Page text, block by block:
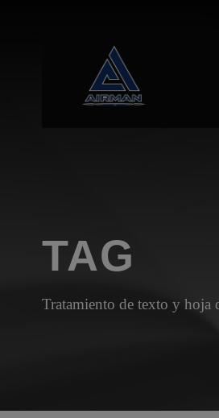
TAG
Tratamiento de texto y hoja